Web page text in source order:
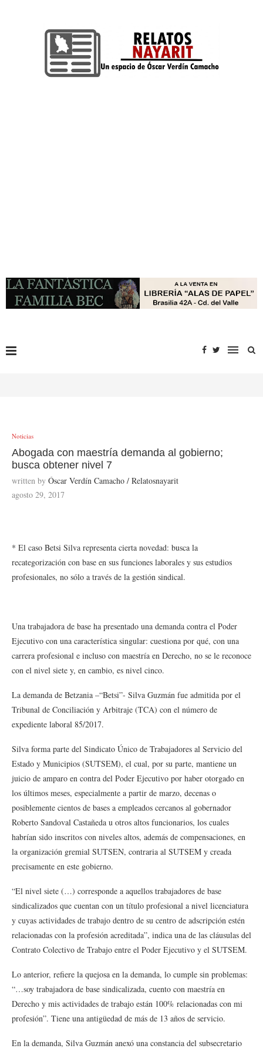
Noticias
Abogada con maestría demanda al gobierno;
busca obtener nivel 7
written by Óscar Verdín Camacho / Relatosnayarit
agosto 29, 2017
* El caso Betsi Silva representa cierta novedad: busca la
recategorización con base en sus funciones laborales y sus estudios
profesionales, no sólo a través de la gestión sindical.
Una trabajadora de base ha presentado una demanda contra el Poder
Ejecutivo con una característica singular: cuestiona por qué, con una
carrera profesional e incluso con maestría en Derecho, no se le reconoce
con el nivel siete y, en cambio, es nivel cinco.
La demanda de Betzania –“Betsi”- Silva Guzmán fue admitida por el
Tribunal de Conciliación y Arbitraje (TCA) con el número de
expediente laboral 85/2017.
Silva forma parte del Sindicato Único de Trabajadores al Servicio del
Estado y Municipios (SUTSEM), el cual, por su parte, mantiene un
juicio de amparo en contra del Poder Ejecutivo por haber otorgado en
los últimos meses, especialmente a partir de marzo, decenas o
posiblemente cientos de bases a empleados cercanos al gobernador
Roberto Sandoval Castañeda u otros altos funcionarios, los cuales
habrían sido inscritos con niveles altos, además de compensaciones, en
la organización gremial SUTSEN, contraria al SUTSEM y creada
precisamente en este gobierno.
“El nivel siete (…) corresponde a aquellos trabajadores de base
sindicalizados que cuentan con un título profesional a nivel licenciatura
y cuyas actividades de trabajo dentro de su centro de adscripción estén
relacionadas con la profesión acreditada”, indica una de las cláusulas del
Contrato Colectivo de Trabajo entre el Poder Ejecutivo y el SUTSEM.
Lo anterior, refiere la quejosa en la demanda, lo cumple sin problemas:
“…soy trabajadora de base sindicalizada, cuento con maestría en
Derecho y mis actividades de trabajo están 100% relacionadas con mi
profesión”. Tiene una antigüedad de más de 13 años de servicio.
En la demanda, Silva Guzmán anexó una constancia del subsecretario